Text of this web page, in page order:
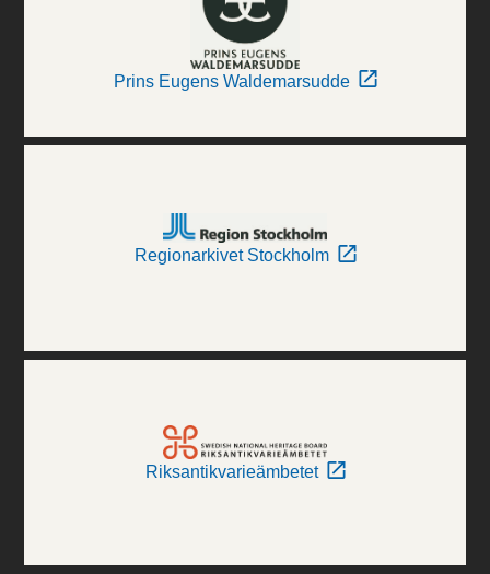
Prins Eugens Waldemarsudde
Regionarkivet Stockholm
Riksantikvarieämbetet